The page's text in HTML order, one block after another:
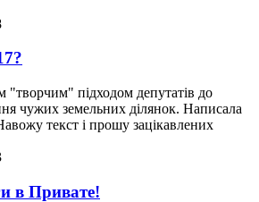
"творчим" підходом депутатів до
чужих земельних ділянок. Написала
текст і прошу зацікавлених
в Привате!